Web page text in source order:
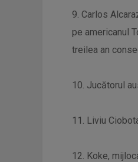
9. Carlos
pe americanul
treilea an
10. Jucătorul
11. Liviu
12. Koke,